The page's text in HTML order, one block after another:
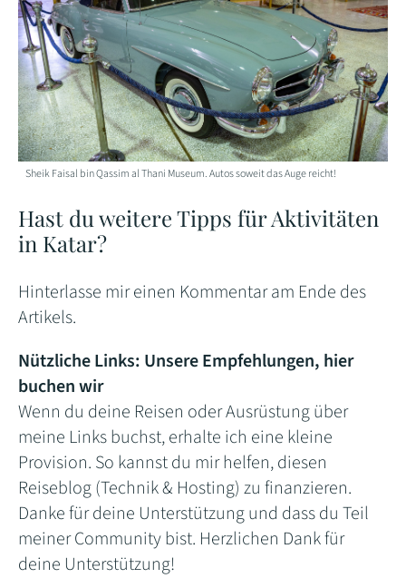
Sheik Faisal bin Qassim al Thani Museum. Autos soweit das Auge reicht!
Hast du weitere Tipps für Aktivitäten
in Katar?
Hinterlasse mir einen Kommentar am Ende des
Artikels.
Nützliche Links: Unsere Empfehlungen, hier
buchen wir
Wenn du deine Reisen oder Ausrüstung über
meine Links buchst, erhalte ich eine kleine
Provision. So kannst du mir helfen, diesen
Reiseblog (Technik & Hosting) zu finanzieren.
Danke für deine Unterstützung und dass du Teil
meiner Community bist. Herzlichen Dank für
deine Unterstützung!